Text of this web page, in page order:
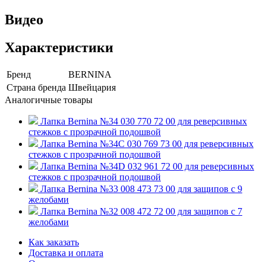
Видео
Характеристики
Бренд
BERNINA
Страна бренда Швейцария
Аналогичные товары
Лапка Bernina №34 030 770 72 00 для реверсивных
стежков с прозрачной подошвой
Лапка Bernina №34C 030 769 73 00 для реверсивных
стежков с прозрачной подошвой
Лапка Bernina №34D 032 961 72 00 для реверсивных
стежков с прозрачной подошвой
Лапка Bernina №33 008 473 73 00 для защипов с 9
желобами
Лапка Bernina №32 008 472 72 00 для защипов с 7
желобами
Как заказать
Доставка и оплата